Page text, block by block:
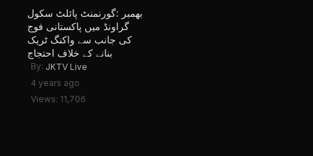
بھمبر :گورنمنٹ پائلٹ سکول
گراونڈ میں پاکستانی فوج
کی جانب سے واکنگ ٹریک
بنانے کے خلاف احتجاج
By: JKTV Live
4 years ago
Views: 11,706